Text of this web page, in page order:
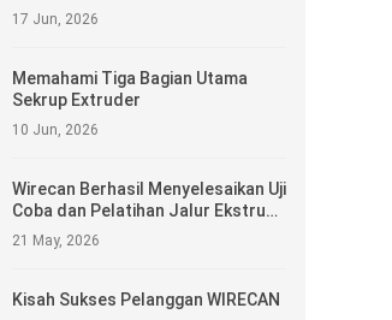
Kabel dan Serat Optik
17 Jun, 2026
Memahami Tiga Bagian Utama
Sekrup Extruder
10 Jun, 2026
Wirecan Berhasil Menyelesaikan Uji
Coba dan Pelatihan Jalur Ekstrusi
Kabel 80+70 di India
21 May, 2026
Kisah Sukses Pelanggan WIRECAN